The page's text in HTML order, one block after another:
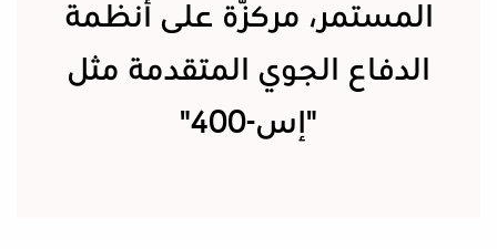
المستمر، مركّزة على أنظمة
الدفاع الجوي المتقدمة مثل
"إس-400"